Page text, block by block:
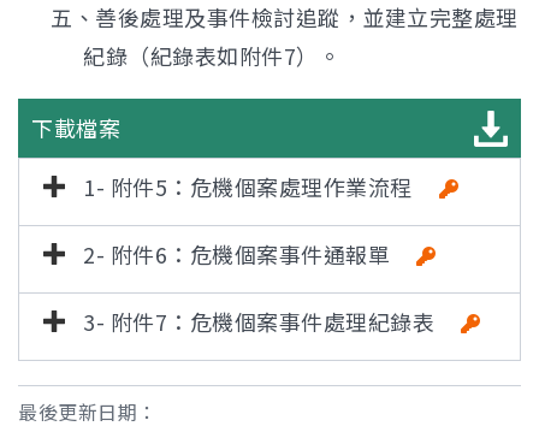
五、善後處理及事件檢討追蹤，並建立完整處理
紀錄（紀錄表如附件7）。
下載檔案
1- 附件5：危機個案處理作業流程
2- 附件6：危機個案事件通報單
3- 附件7：危機個案事件處理紀錄表
最後更新日期：